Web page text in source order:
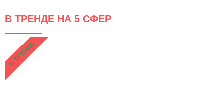
В ТРЕНДЕ НА 5 СФЕР
В ТРЕНДЕ